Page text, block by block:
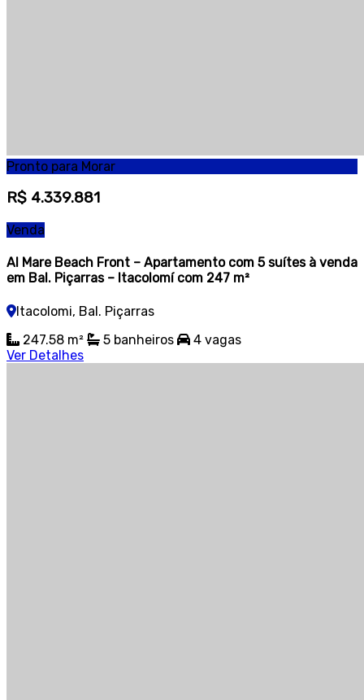
Pronto para Morar
R$ 4.339.881
Venda
Al Mare Beach Front – Apartamento com 5 suítes à venda
em Bal. Piçarras – Itacolomí com 247 m²
Itacolomi, Bal. Piçarras
247.58 m²
5 banheiros
4 vagas
Ver Detalhes